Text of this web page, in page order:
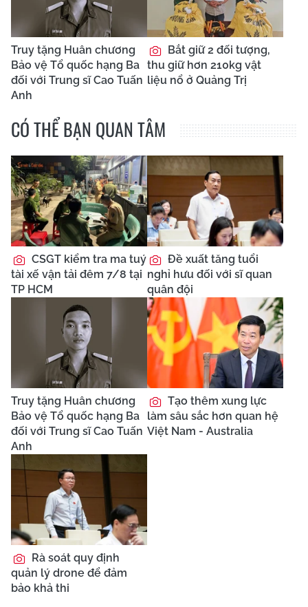
Truy tặng Huân chương
Bảo vệ Tổ quốc hạng Ba
đối với Trung sĩ Cao Tuấn
Anh
Bắt giữ 2 đối tượng,
thu giữ hơn 210kg vật
liệu nổ ở Quảng Trị
CÓ THỂ BẠN QUAN TÂM
CSGT kiểm tra ma tuý
tài xế vận tải đêm 7/8 tại
TP HCM
Đề xuất tăng tuổi
nghỉ hưu đối với sĩ quan
quân đội
Truy tặng Huân chương
Bảo vệ Tổ quốc hạng Ba
đối với Trung sĩ Cao Tuấn
Anh
Tạo thêm xung lực
làm sâu sắc hơn quan hệ
Việt Nam - Australia
Rà soát quy định
quản lý drone để đảm
bảo khả thi